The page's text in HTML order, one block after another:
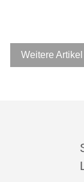
Weitere